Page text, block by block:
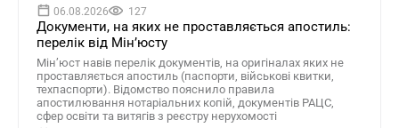
06.08.2026 127
Документи, на яких не проставляється апостиль:
перелік від Мін’юсту
Мін’юст навів перелік документів, на оригіналах яких не
проставляється апостиль (паспорти, військові квитки,
техпаспорти). Відомство пояснило правила
апостилювання нотаріальних копій, документів РАЦС,
сфер освіти та витягів з реєстру нерухомості